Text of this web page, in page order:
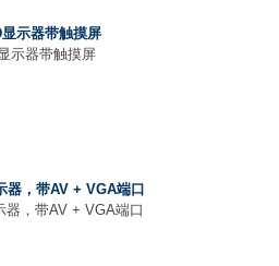
示器带触摸屏
示器带触摸屏
器，带AV + VGA端口
器，带AV + VGA端口